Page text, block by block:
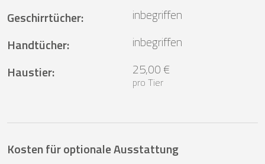
Geschirrtücher:
inbegriffen
Handtücher:
inbegriffen
Haustier: 25,00 €
pro Tier
Kosten für optionale Ausstattung